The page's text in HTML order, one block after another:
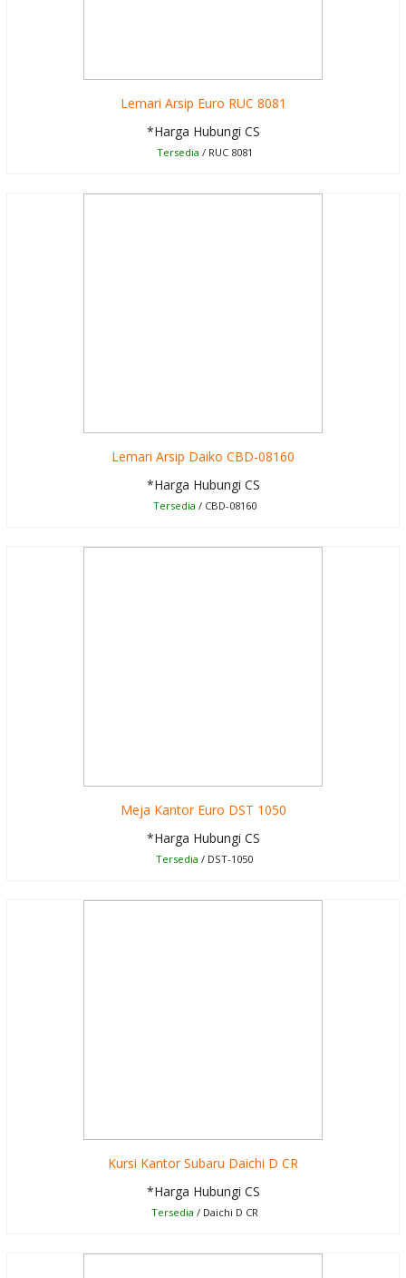
Lemari Arsip Euro RUC 8081
*Harga Hubungi CS
Tersedia / RUC 8081
Lemari Arsip Daiko CBD-08160
*Harga Hubungi CS
Tersedia / CBD-08160
Meja Kantor Euro DST 1050
*Harga Hubungi CS
Tersedia / DST-1050
Kursi Kantor Subaru Daichi D CR
*Harga Hubungi CS
Tersedia / Daichi D CR